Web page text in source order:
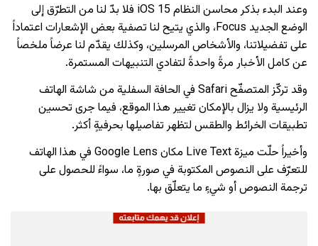
وعند البدء بذكر محاسن النظام iOS 15 فلا بدّ لنا من التطرّق إلى
الوضع الجديد Focus، والذي يتيح لنا تصفية بعض الإشعارات اعتماداً
على تفضيلاتنا، والأشخاص المرسلين، وكذلك يقدّم لنا عرضاً ملخصاً
عن كامل الأخبار مرةً واحدةً لتفادي التنبيهات المستمرة.
وقد تركّز المتصفّح Safari في الحافة السفلية من شاشة الهاتف
الرئيسية ولا يزال بالإمكان تغيير هذا الموقع، فيما جرى تحسين
تطبيقات الخرائط والطقس لتظهر تفاصيلها بحرفيةٍ أكثر.
وأخيراً حلّت ميزة Live Text مكان Google Lens في هذا الهاتف
للتعرّف على النصوص المكتوبة في صورةٍ ما، سواءً للحصول على
ترجمة النصوص أو شيءٍ ما يتعلّق بها.